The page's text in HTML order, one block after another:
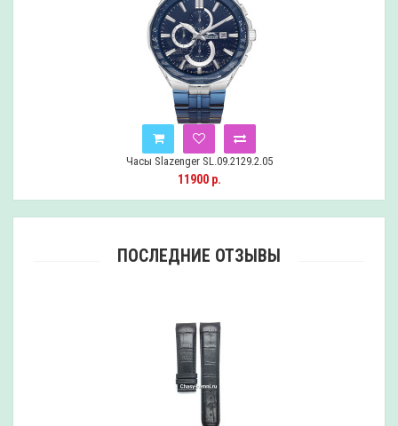
Часы Slazenger SL.09.2129.2.05
11900 р.
ПОСЛЕДНИЕ ОТЗЫВЫ